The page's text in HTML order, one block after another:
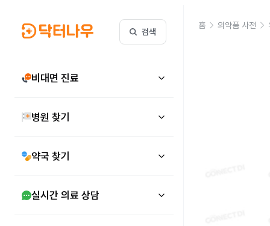
검색
비대면 진료
병원 찾기
약국 찾기
실시간 의료 상담
홈 의약품 사전